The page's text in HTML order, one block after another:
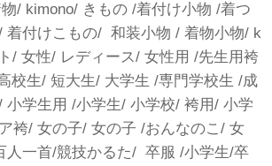
/ kimono/ きもの /着付け小物 /着つ
着付けこもの/ 和装小物 / 着物小物/ k
/ 女性/ レディース/ 女性用 /先生用袴
校生/ 短大生/ 大学生 /専門学校生 /成
小学生用 /小学生/ 小学校/ 袴用/ 小学
袴/ 女の子/ 女の子 /おんなのこ/ 女
人一首/競技かるた/ 卒服 /小学生/卒